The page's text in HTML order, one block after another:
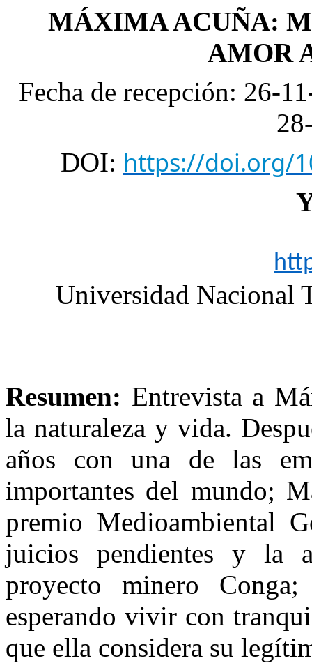
MÁXIMA ACUÑA:
AMOR
Fecha de recepción:
DOI: https://doi.org/
Universidad Nacional
Resumen: Entrevista a
la naturaleza y vida.
años con una de las
importantes del mundo;
premio Medioambiental
juicios pendientes y la
proyecto minero
esperando vivir con
que ella considera su